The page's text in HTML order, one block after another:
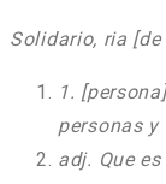
Solidario, ria
1.
personas y
adj. Que